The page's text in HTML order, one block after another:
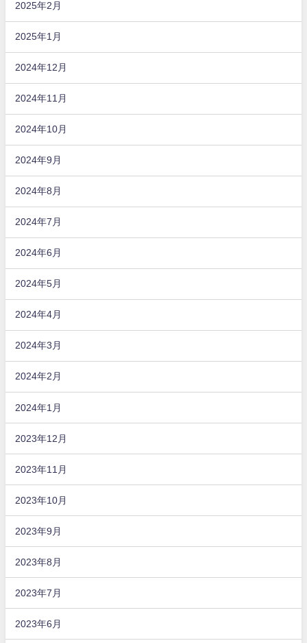
2025年2月
2025年1月
2024年12月
2024年11月
2024年10月
2024年9月
2024年8月
2024年7月
2024年6月
2024年5月
2024年4月
2024年3月
2024年2月
2024年1月
2023年12月
2023年11月
2023年10月
2023年9月
2023年8月
2023年7月
2023年6月